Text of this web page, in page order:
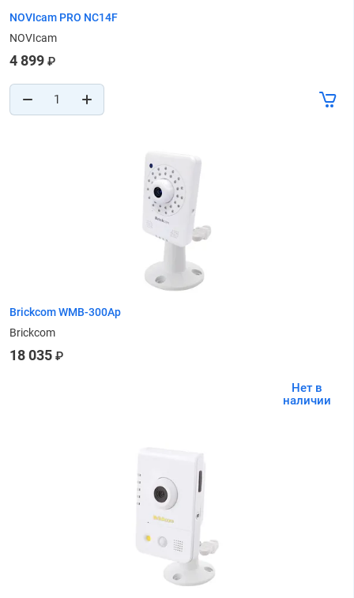
NOVIcam PRO NC14F
NOVIcam
4 899 ₽
Brickcom WMB-300Ap
Brickcom
18 035 ₽
Нет в
наличии